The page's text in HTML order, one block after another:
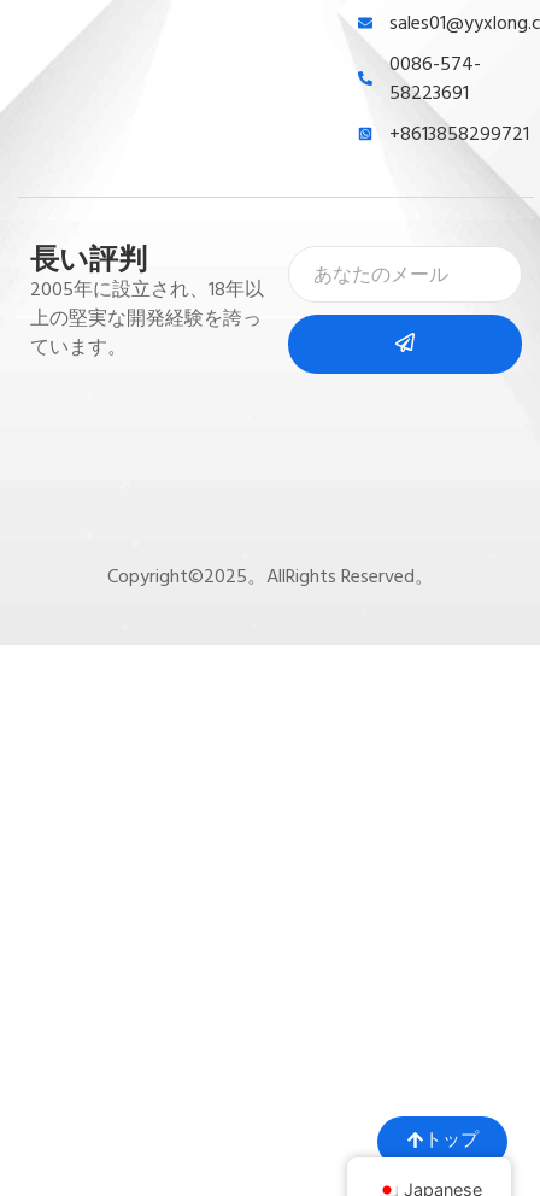
0086-574-
58223691
+8613858299721
長い評判
2005年に設立され、18年以
上の堅実な開発経験を誇っ
ています。
トップ
Copyright©2025。AllRights Reserved。
Japanese